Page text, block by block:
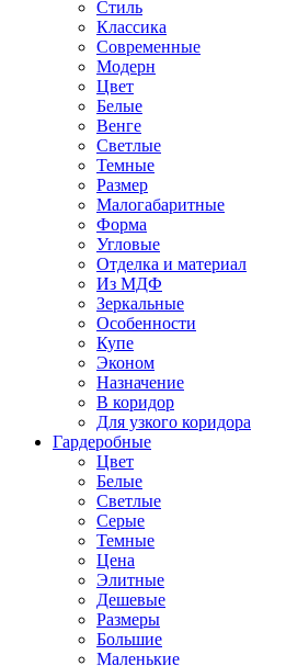
Стиль
Классика
Современные
Модерн
Цвет
Белые
Венге
Светлые
Темные
Размер
Малогабаритные
Форма
Угловые
Отделка и материал
Из МДФ
Зеркальные
Особенности
Купе
Эконом
Назначение
В коридор
Для узкого коридора
Гардеробные
Цвет
Белые
Светлые
Серые
Темные
Цена
Элитные
Дешевые
Размеры
Большие
Маленькие